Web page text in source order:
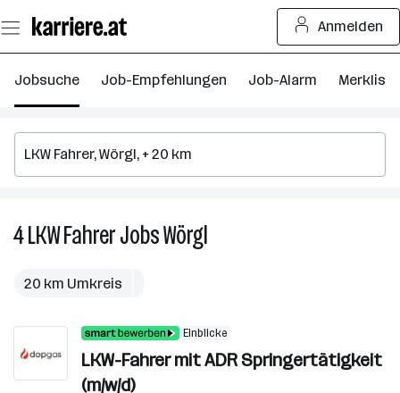
Seiteninhalt
springen
Anmelden
Jobsuche Job-Empfehlungen Job-Alarm Merkliste
4LKW FahrerJobsWörgl
Wörgl
20 km Umkreis
Einblicke
LKW-Fahrer mit ADR Springertätigkeit
(m/w/d)